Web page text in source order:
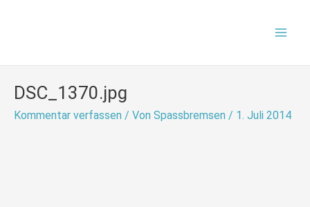
DSC_1370.jpg
Kommentar verfassen / Von Spassbremsen / 1. Juli 2014